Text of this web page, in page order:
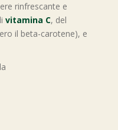
rinfrescante e
vitamina C, del
il beta-carotene), e